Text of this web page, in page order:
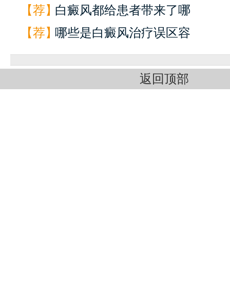
【荐】白癜风都给患者带来了哪
【荐】哪些是白癜风治疗误区容
返回顶部